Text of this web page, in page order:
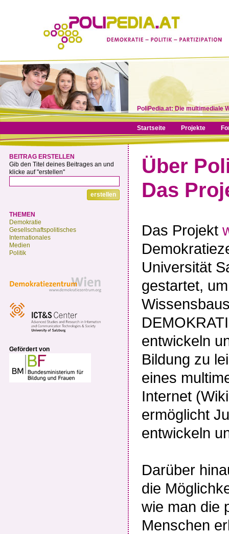
PoliPedia.at: Die multimediale
Startseite Projekte
Über
Das
Das Projekt
Universität
gestartet,
entwickeln
Bildung zu
eines
Internet
ermöglicht
entwickeln
Darüber
die
wie man die
Menschen
BEITRAG ERSTELLEN
Gib den Titel deines Beitrages an und
klicke auf "erstellen"
THEMEN
Demokratie
Gesellschaftspolitisches
Internationales
Medien
Politik
Gefördert von